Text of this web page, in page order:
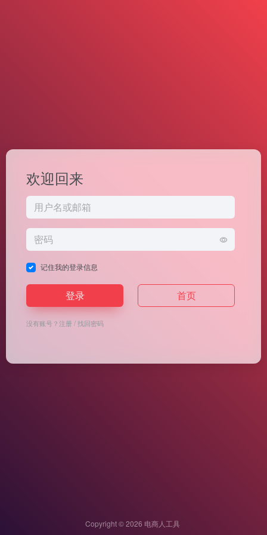
欢迎回来
记住我的登录信息
登录 首页
没有账号？注册/找回密码
Copyright © 2026 电商人工具